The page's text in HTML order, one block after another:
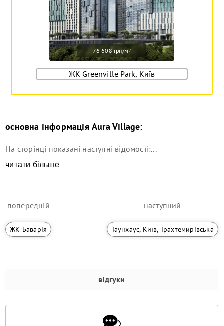
76 608 грн/м2
ЖК Greenville Park, Київ
основна інформаціяAura Village:
На сторінці показані наступні відомості:...
читати більше
попередній
ЖК Баварія
наступний
Таунхаус, Київ, Трахтемирівська
відгуки